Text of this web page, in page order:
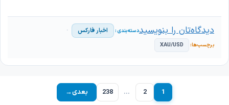
اخبار فارکس
XAU/USD
دیدگاه‌تان را بنویسید
برگه1 برگه2
… برگه
238 بعدی→